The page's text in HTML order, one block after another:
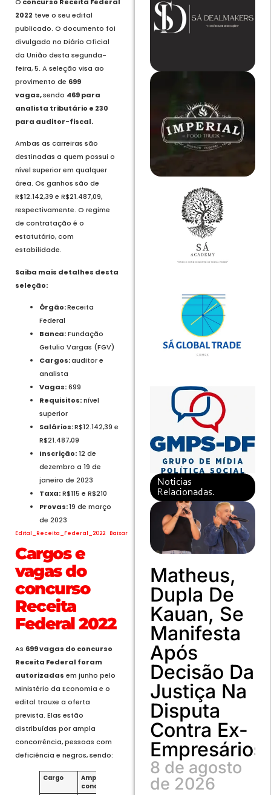
2022 teve o seu edital
publicado. O documento foi
divulgado no Diário Oficial
da União desta segunda-
feira, 5. A seleção visa ao
provimento de 699
vagas,sendo 469 para
analista tributário e 230
para auditor-fiscal.
Ambas as carreiras são
destinadas a quem possui o
nível superior em qualquer
área. Os ganhos são de
R$12.142,39 e R$21.487,09,
respectivamente. O regime
de contratação é o
estatutário, com
estabilidade.
Saiba mais detalhes desta
seleção:
Órgão:Receita
Federal
Banca:Fundação
Getulio Vargas (FGV)
Cargos:auditor e
analista
Vagas:699
Requisitos:nível
superior
Salários:R$12.142,39 e
R$21.487,09
Inscrição:12 de
dezembro a 19 de
janeiro de 2023
Taxa:R$115 e R$210
Provas:19 de março
de 2023
Edital_Receita_Federal_2022 Baixar
Cargos e
vagas do
concurso
Receita
Federal 2022
As 699 vagas do concurso
Receita Federal foram
autorizadas em junho pelo
Ministério da Economia e o
edital trouxe a oferta
prevista. Elas estão
distribuídas por ampla
concorrência, pessoas com
deficiência e negros, sendo:
Cargo
Ampla
concorrência
Negros
(20%)
Total
Noticias
Relacionadas.
Matheus,
Dupla De
Kauan, Se
Manifesta
Após
Decisão Da
Justiça Na
Disputa
Contra Ex-
Empresários
8 de agosto
de 2026